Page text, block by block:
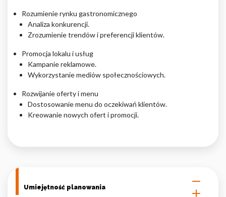
Rozumienie rynku gastronomicznego
Analiza konkurencji.
Zrozumienie trendów i preferencji klientów.
Promocja lokalu i usług
Kampanie reklamowe.
Wykorzystanie mediów społecznościowych.
Rozwijanie oferty i menu
Dostosowanie menu do oczekiwań klientów.
Kreowanie nowych ofert i promocji.
Umiejętność planowania